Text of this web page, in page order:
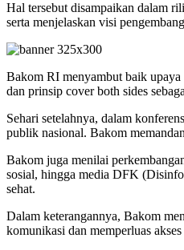
Hal tersebut disampaikan dalam
serta menjelaskan visi
Bakom RI menyambut baik
dan prinsip cover both sides
Sehari setelahnya, dalam
publik nasional. Bakom
Bakom juga menilai
sosial, hingga media DFK
sehat.
Dalam keterangannya, Bakom
komunikasi dan memperluas